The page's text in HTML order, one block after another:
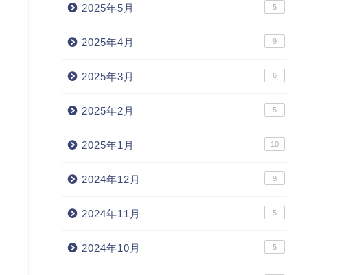
2025年5月 5
2025年4月 9
2025年3月 6
2025年2月 5
2025年1月 10
2024年12月 9
2024年11月 5
2024年10月 5